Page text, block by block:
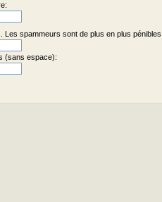
Les spammeurs sont de plus en plus
(sans espace):